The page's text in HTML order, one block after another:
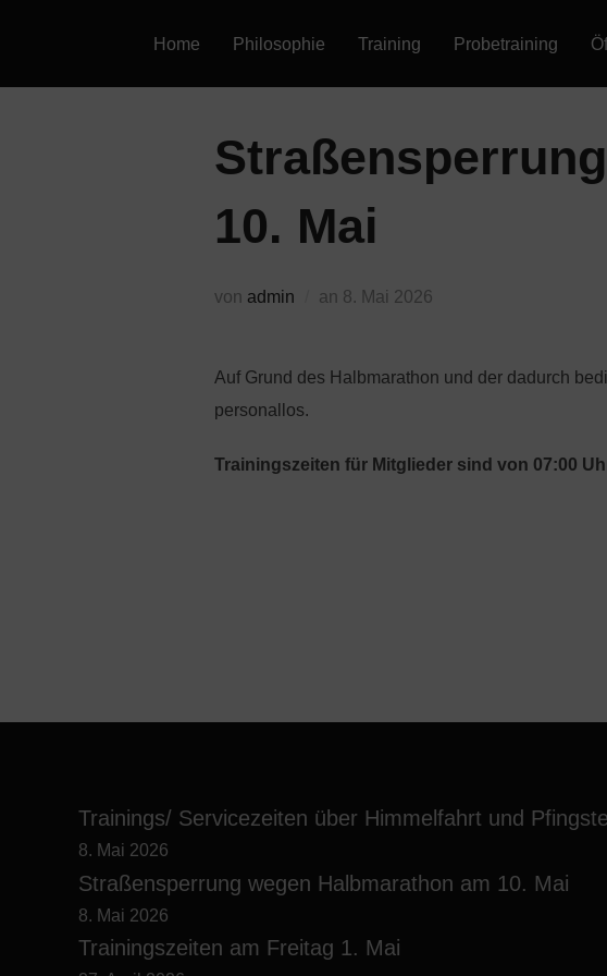
Home Philosophie Training Probetraining
10. Mai
von admin an Veröffentlicht
8. Mai 2026
Auf Grund des Halbmarathon und der dadurch
personallos.
Trainingszeiten für Mitglieder sind von 07:00
Trainings/ Servicezeiten über Himmelfahrt und
8. Mai 2026
Straßensperrung wegen Halbmarathon am 10. Mai
8. Mai 2026
Trainingszeiten am Freitag 1. Mai